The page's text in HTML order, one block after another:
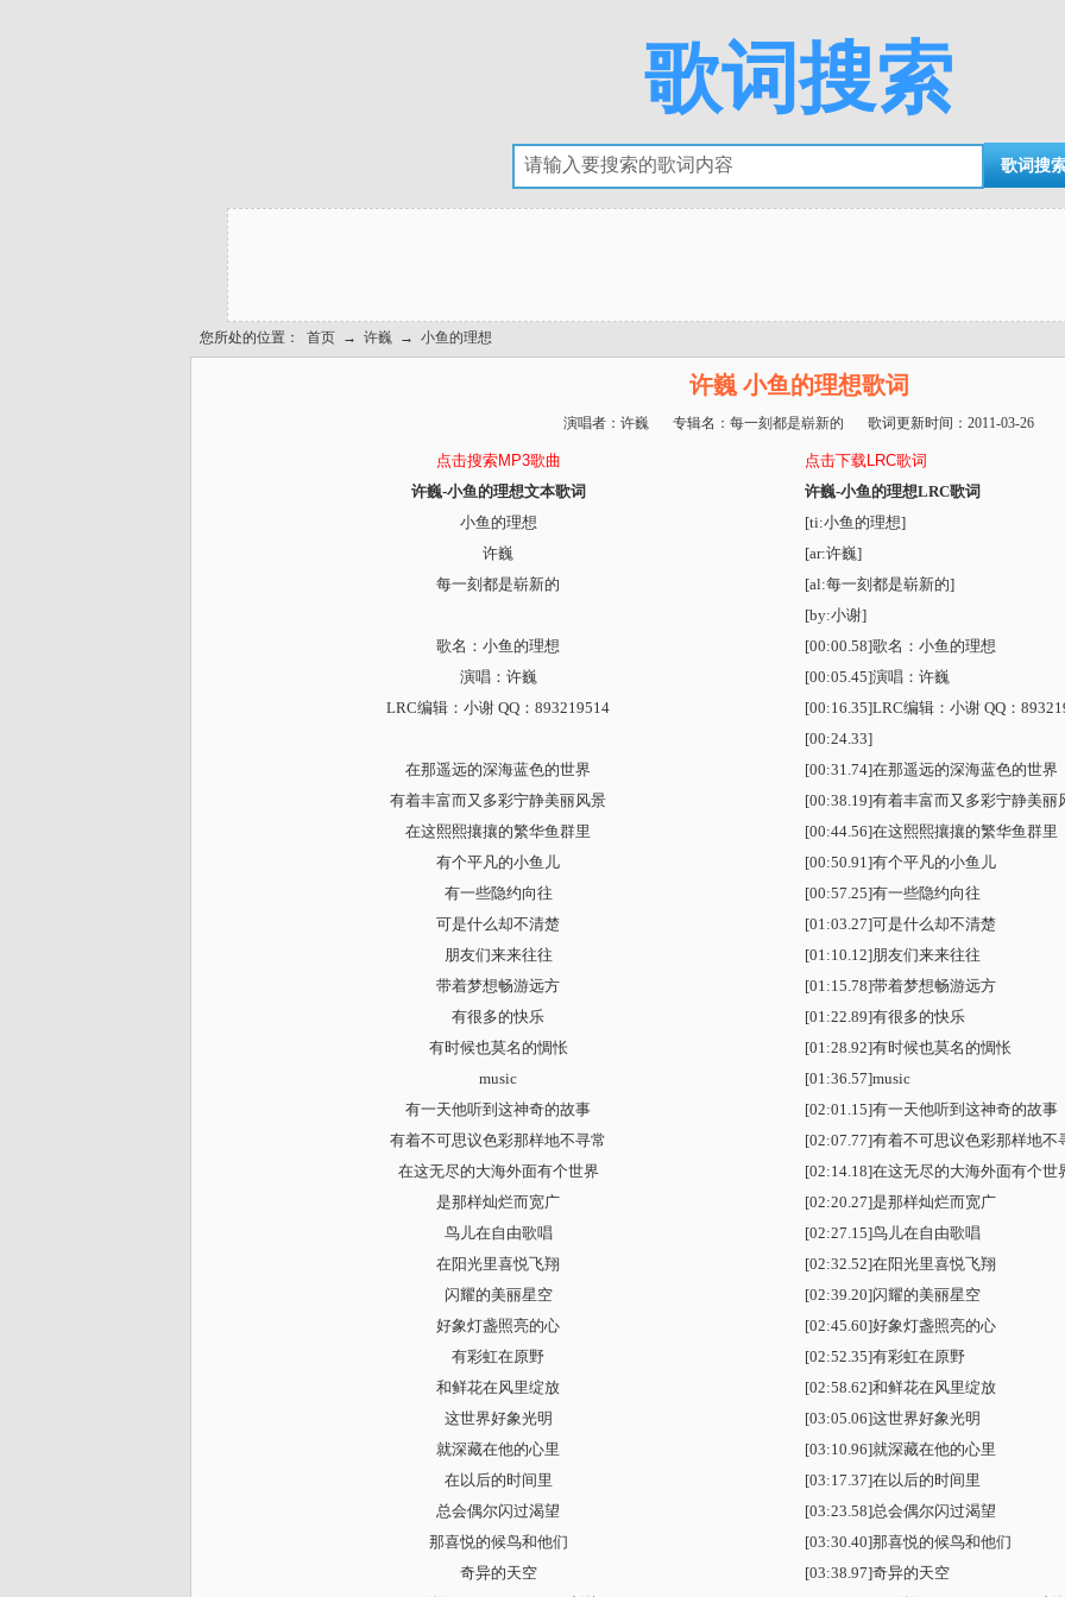
歌词搜索
您所处的位置： 首页 → 许巍 → 小鱼的理想
许巍 小鱼的理想歌词
演唱者： 许巍 专辑名： 每一刻都是崭新的 歌词更新时间： 2011-03-26
点击搜索MP3歌曲
许巍-小鱼的理想文本歌词
小鱼的理想
许巍
每一刻都是崭新的
歌名：小鱼的理想
演唱：许巍
LRC编辑：小谢 QQ：893219514
在那遥远的深海蓝色的世界
有着丰富而又多彩宁静美丽风景
在这熙熙攘攘的繁华鱼群里
有个平凡的小鱼儿
有一些隐约向往
可是什么却不清楚
朋友们来来往往
带着梦想畅游远方
有很多的快乐
有时候也莫名的惆怅
music
有一天他听到这神奇的故事
有着不可思议色彩那样地不寻常
在这无尽的大海外面有个世界
是那样灿烂而宽广
鸟儿在自由歌唱
在阳光里喜悦飞翔
闪耀的美丽星空
好象灯盏照亮的心
有彩虹在原野
和鲜花在风里绽放
这世界好象光明
就深藏在他的心里
在以后的时间里
总会偶尔闪过渴望
那喜悦的候鸟和他们
奇异的天空
点击下载LRC歌词
许巍-小鱼的理想LRC歌词
[ti:小鱼的理想]
[ar:许巍]
[al:每一刻都是崭新的]
[by:小谢]
[00:00.58]歌名：小鱼的理想
[00:05.45]演唱：许巍
[00:16.35]LRC编辑：小谢 QQ：
[00:24.33]
[00:31.74]在那遥远的深海蓝色的世界
[00:38.19]有着丰富而又多彩宁静美丽
[00:44.56]在这熙熙攘攘的繁华鱼群里
[00:50.91]有个平凡的小鱼儿
[00:57.25]有一些隐约向往
[01:03.27]可是什么却不清楚
[01:10.12]朋友们来来往往
[01:15.78]带着梦想畅游远方
[01:22.89]有很多的快乐
[01:28.92]有时候也莫名的惆怅
[01:36.57]music
[02:01.15]有一天他听到这神奇的故事
[02:07.77]有着不可思议色彩那样地不
[02:14.18]在这无尽的大海外面有个世
[02:20.27]是那样灿烂而宽广
[02:27.15]鸟儿在自由歌唱
[02:32.52]在阳光里喜悦飞翔
[02:39.20]闪耀的美丽星空
[02:45.60]好象灯盏照亮的心
[02:52.35]有彩虹在原野
[02:58.62]和鲜花在风里绽放
[03:05.06]这世界好象光明
[03:10.96]就深藏在他的心里
[03:17.37]在以后的时间里
[03:23.58]总会偶尔闪过渴望
[03:30.40]那喜悦的候鸟和他们
[03:38.97]奇异的天空